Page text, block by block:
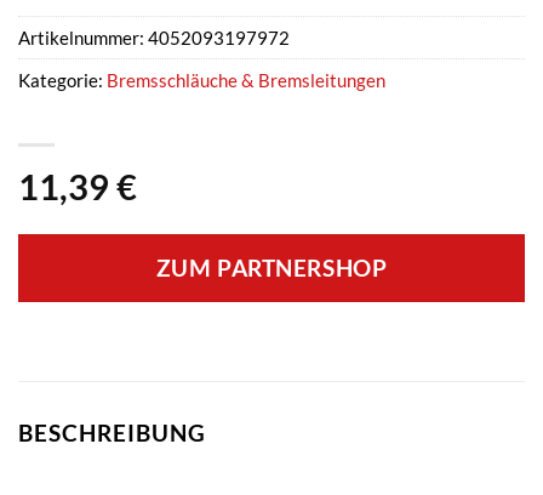
11,39 €
ZUM PARTNERSHOP
Artikelnummer: 4052093197972
Kategorie: Bremsschläuche & Bremsleitungen
BESCHREIBUNG